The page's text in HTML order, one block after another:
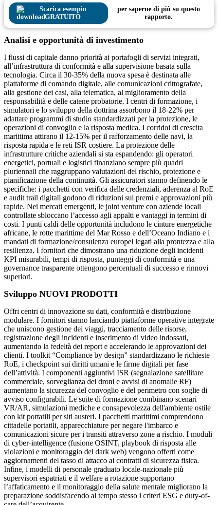
Scarica esempio
GRATUITO
per saperne di più su questo
rapporto.
Analisi e opportunità di investimento
I flussi di capitale danno priorità ai portafogli di servizi integrati,
all’infrastruttura di conformità e alla supervisione basata sulla
tecnologia. Circa il 30-35% della nuova spesa è destinata alle
piattaforme di comando digitale, alle comunicazioni crittografate,
alla gestione dei casi, alla telematica, al miglioramento della
responsabilità e delle catene probatorie. I centri di formazione, i
simulatori e lo sviluppo della dottrina assorbono il 18-22% per
adattare programmi di studio standardizzati per la protezione, le
operazioni di convoglio e la risposta medica. I corridoi di crescita
marittima attirano il 12-15% per il rafforzamento delle navi, la
risposta rapida e le reti ISR ​​costiere. La protezione delle
infrastrutture critiche aziendali si sta espandendo: gli operatori
energetici, portuali e logistici finanziano sempre più quadri
pluriennali che raggruppano valutazioni del rischio, protezione e
pianificazione della continuità. Gli assicuratori stanno definendo le
specifiche: i pacchetti con verifica delle credenziali, aderenza al RoE
e audit trail digitali godono di riduzioni sui premi e approvazioni più
rapide. Nei mercati emergenti, le joint venture con aziende locali
controllate sbloccano l’accesso agli appalti e vantaggi in termini di
costi. I punti caldi delle opportunità includono le cinture energetiche
africane, le rotte marittime del Mar Rosso e dell’Oceano Indiano e i
mandati di formazione/consulenza europei legati alla prontezza e alla
resilienza. I fornitori che dimostrano una riduzione degli incidenti
KPI misurabili, tempi di risposta, punteggi di conformità e una
governance trasparente ottengono percentuali di successo e rinnovi
superiori.
Sviluppo NUOVI PRODOTTI
Offri centri di innovazione su dati, conformità e distribuzione
modulare. I fornitori stanno lanciando piattaforme operative integrate
che uniscono gestione dei viaggi, tracciamento delle risorse,
registrazione degli incidenti e inserimento di video indossati,
aumentando la fedeltà dei report e accelerando le approvazioni dei
clienti. I toolkit “Compliance by design” standardizzano le richieste
RoE, i checkpoint sui diritti umani e le firme digitali per fase
dell’attività. I componenti aggiuntivi ISR ​​(segnalazione satellitare
commerciale, sorveglianza dei droni e avvisi di anomalie RF)
aumentano la sicurezza del convoglio e del perimetro con soglie di
avviso configurabili. Le suite di formazione combinano scenari
VR/AR, simulazioni mediche e consapevolezza dell'ambiente ostile
con kit portatili per siti austeri. I pacchetti marittimi comprendono
cittadelle portatili, apparecchiature per negare l'imbarco e
comunicazioni sicure per i transiti attraverso zone a rischio. I moduli
di cyber-intelligence (fusione OSINT, playbook di risposta alle
violazioni e monitoraggio del dark web) vengono offerti come
aggiornamenti del tasso di attacco ai contratti di sicurezza fisica.
Infine, i modelli di personale graduato locale-nazionale più
supervisori espatriati e il welfare a rotazione supportano
l’affaticamento e il monitoraggio della salute mentale migliorano la
preparazione soddisfacendo al tempo stesso i criteri ESG e duty-of-